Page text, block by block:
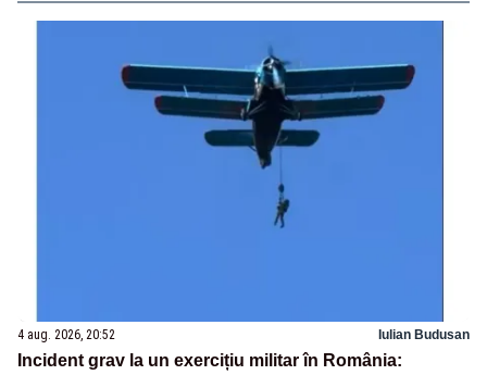
4 aug. 2026, 20:52 Iulian Budusan
Incident grav la un exercițiu militar în România: